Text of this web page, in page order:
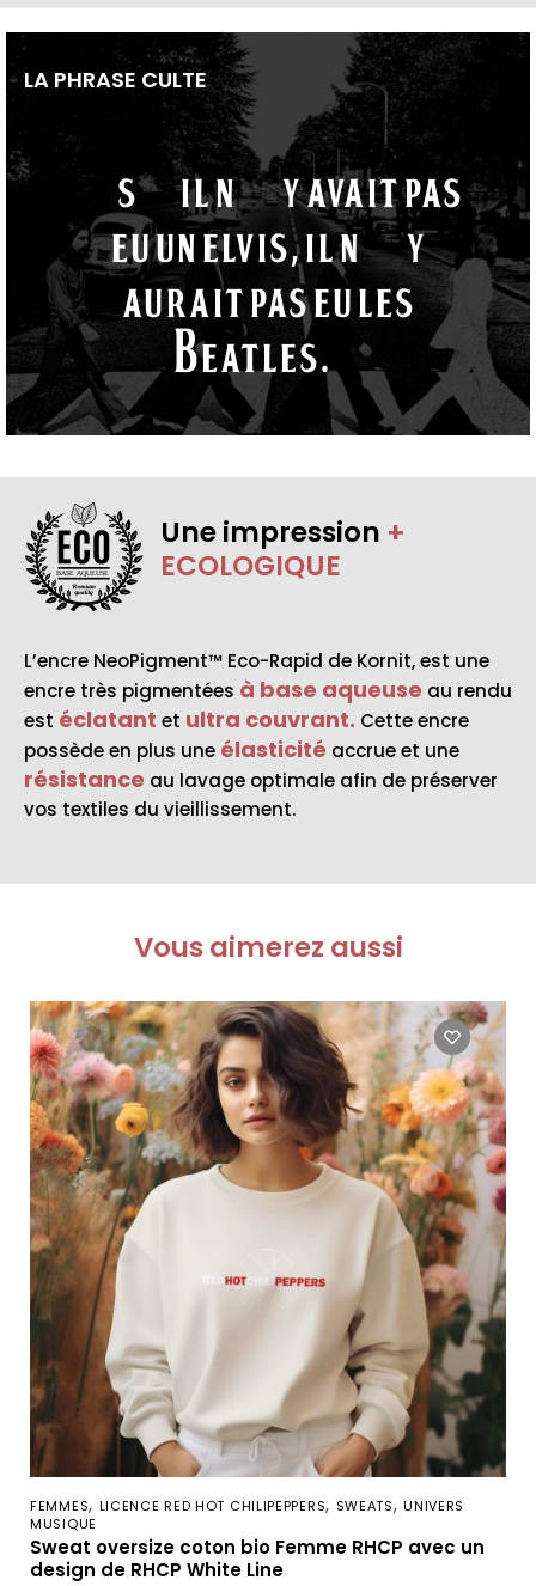
LA PHRASE CULTE
“S’il n’y avait pas
eu un Elvis, il n’y
aurait pas eu les
Beatles.“
BASE AQUEUSE
Une impression +
ECOLOGIQUE
L’encre NeoPigment™ Eco-Rapid de Kornit, est une
encre très pigmentées à base aqueuse au rendu
est éclatant et ultra couvrant. Cette encre
possède en plus une élasticité accrue et une
résistance au lavage optimale afin de préserver
vos textiles du vieillissement.
Vous aimerez aussi
FEMMES, LICENCE RED HOT CHILIPEPPERS, SWEATS,UNIVERS
MUSIQUE
Sweat oversize coton bio Femme RHCP avec un
design de RHCP White Line